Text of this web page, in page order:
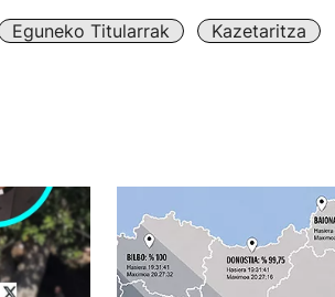
Eguneko Titularrak
Kazetaritza